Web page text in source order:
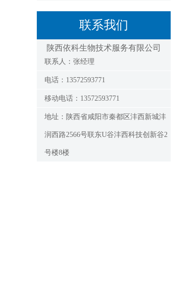
联系我们
陕西依科生物技术服务有限公司
联系人：张经理
电话：13572593771
移动电话：13572593771
地址：陕西省咸阳市秦都区沣西新城沣
润西路2566号联东U谷沣西科技创新谷2
号楼8楼